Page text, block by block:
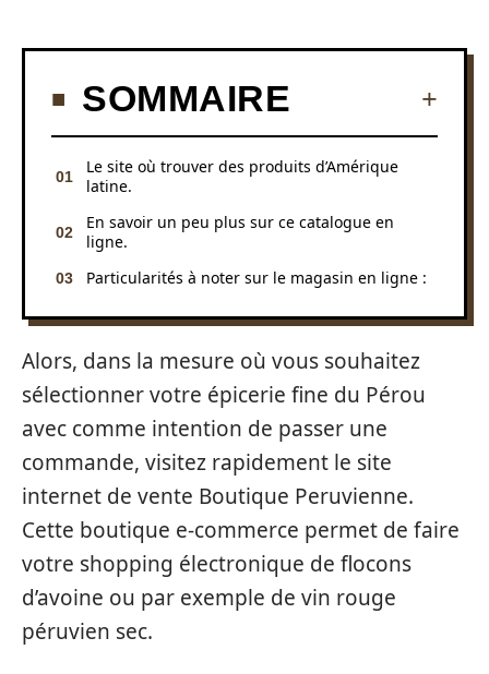
SOMMAIRE
Le site où trouver des produits d’Amérique
latine.
En savoir un peu plus sur ce catalogue en
ligne.
Particularités à noter sur le magasin en ligne :
Alors, dans la mesure où vous souhaitez
sélectionner votre épicerie fine du Pérou
avec comme intention de passer une
commande, visitez rapidement le site
internet de vente Boutique Peruvienne.
Cette boutique e-commerce permet de faire
votre shopping électronique de flocons
d’avoine ou par exemple de vin rouge
péruvien sec.